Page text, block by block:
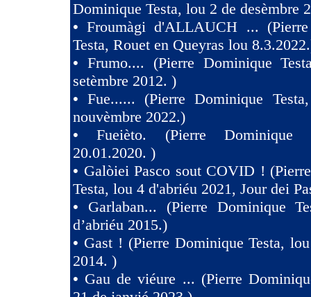
Dominique Testa, lou 2 de desèmbre
•Froumàgi d'ALLAUCH ...
Testa, Rouet en Queyras lou
• Frumo.... (Pierre Dominique
setèmbre 2012. )
•Fue...... (Pierre Dominique
nouvèmbre 2022.)
•Fueièto. (Pierre Dominique
20.01.2020. )
• Galòiei Pasco sout COVID !
Testa, lou 4 d'abriéu 2021, Jour dei
• Garlaban... (Pierre Dominique
d’abriéu 2015.)
• Gast ! (Pierre Dominique Testa,
2014. )
• Gau de viéure ... (Pierre